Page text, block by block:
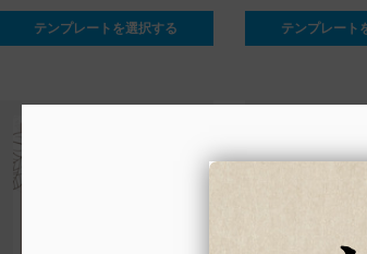
テンプレートを選択する テンプレート